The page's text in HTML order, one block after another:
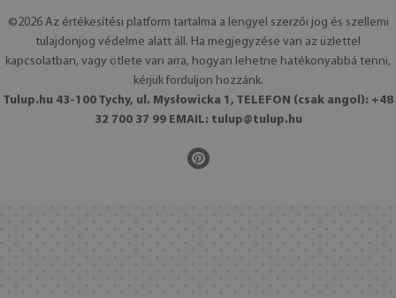
©2026 Az értékesítési platform tartalma a lengyel szerzői jog és szellemi
tulajdonjog védelme alatt áll. Ha megjegyzése van az üzlettel
kapcsolatban, vagy ötlete van arra, hogyan lehetne hatékonyabbá tenni,
kérjük forduljon hozzánk.
Tulup.hu 43-100 Tychy, ul. Mysłowicka 1, TELEFON (csak angol): +48
32 700 37 99 EMAIL: tulup@tulup.hu